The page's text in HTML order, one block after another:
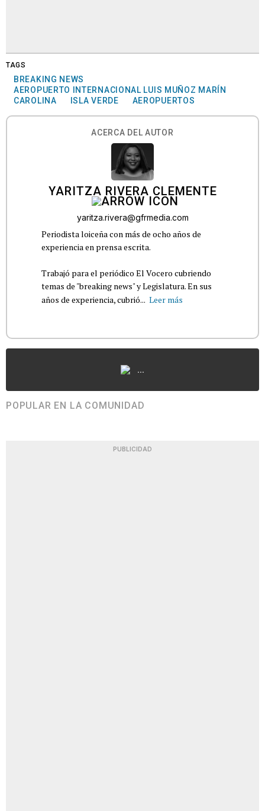
TAGS
BREAKING NEWS
AEROPUERTO INTERNACIONAL LUIS MUÑOZ MARÍN
CAROLINA
ISLA VERDE AEROPUERTOS
ACERCA DEL AUTOR
YARITZA RIVERA CLEMENTE
yaritza.rivera@gfrmedia.com
Periodista loiceña con más de ocho años de
experiencia en prensa escrita.
Trabajó para el periódico El Vocero cubriendo
temas de "breaking news" y Legislatura. En sus
años de experiencia, cubrió... Leer más
...
POPULAR EN LA COMUNIDAD
PUBLICIDAD